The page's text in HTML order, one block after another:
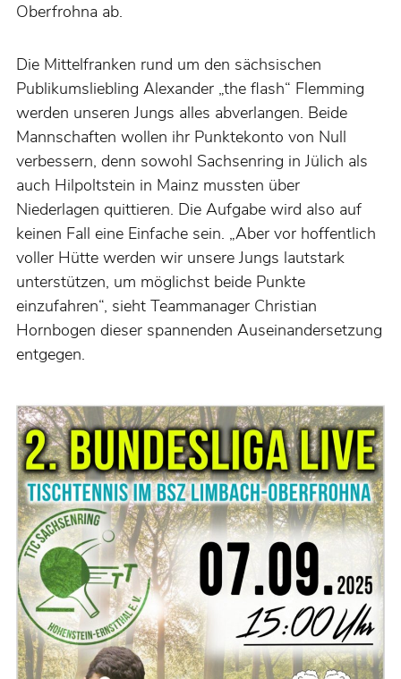
Oberfrohna ab.
Die Mittelfranken rund um den sächsischen
Publikumsliebling Alexander „the flash“ Flemming
werden unseren Jungs alles abverlangen. Beide
Mannschaften wollen ihr Punktekonto von Null
verbessern, denn sowohl Sachsenring in Jülich als
auch Hilpoltstein in Mainz mussten über
Niederlagen quittieren. Die Aufgabe wird also auf
keinen Fall eine Einfache sein. „Aber vor hoffentlich
voller Hütte werden wir unsere Jungs lautstark
unterstützen, um möglichst beide Punkte
einzufahren“, sieht Teammanager Christian
Hornbogen dieser spannenden Auseinandersetzung
entgegen.